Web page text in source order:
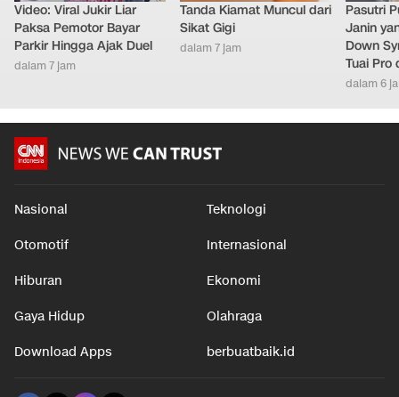
Video: Viral Jukir Liar
Paksa Pemotor Bayar
Parkir Hingga Ajak Duel
dalam 7 jam
Tanda Kiamat Muncul dari
Sikat Gigi
dalam 7 jam
Pasutri
Janin
Down
Tuai Pro
dalam 6
Nasional Teknologi
Otomotif Internasional
Hiburan Ekonomi
Gaya Hidup Olahraga
Download Apps berbuatbaik.id